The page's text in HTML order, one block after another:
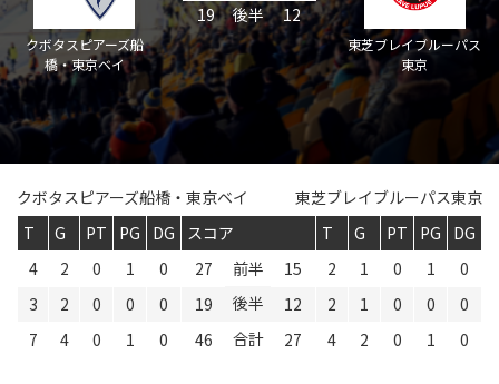
マスコット
株式会社 ブレイブルーパス東京概要
株式会社 チームの歴史
地域貢献活動
パートナー
InstagramX Facebook Youtube
パートナーシップのご案内
クボタスピアーズ船
橋・東京ベイ
19
後半 12
東芝ブレイブルーパス
東京
クボタスピアーズ船橋・東京ベイ
東芝ブレイブルーパス東京
T
G PT PG DG スコア T G PT PG
DG
4
2 0 1 0 27 前半 15 2 1 0 1
0
3
2 0 0 0 19 後半 12 2 1 0 0
0
7
4 0 1 0 46 合計 27 4 2 0 1 0